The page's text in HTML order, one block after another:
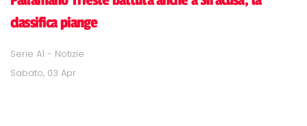
classifica piange
Serie A1 - Notizie
Sabato, 03 Apr